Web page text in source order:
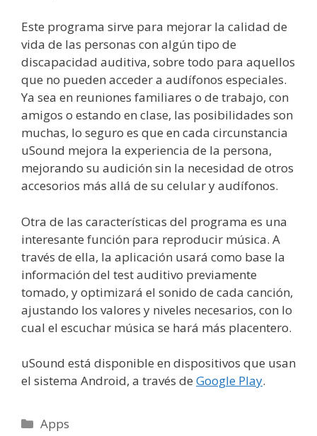
Este programa sirve para mejorar la calidad de
vida de las personas con algún tipo de
discapacidad auditiva, sobre todo para aquellos
que no pueden acceder a audífonos especiales.
Ya sea en reuniones familiares o de trabajo, con
amigos o estando en clase, las posibilidades son
muchas, lo seguro es que en cada circunstancia
uSound mejora la experiencia de la persona,
mejorando su audición sin la necesidad de otros
accesorios más allá de su celular y audífonos.
Otra de las características del programa es una
interesante función para reproducir música. A
través de ella, la aplicación usará como base la
información del test auditivo previamente
tomado, y optimizará el sonido de cada canción,
ajustando los valores y niveles necesarios, con lo
cual el escuchar música se hará más placentero.
uSound está disponible en dispositivos que usan
el sistema Android, a través de Google Play.
Categorías
Apps